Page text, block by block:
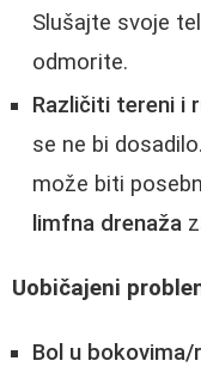
Slušajte svoje
odmorite.
Različiti tereni i
se ne bi
može biti
limfna drenaža
Uobičajeni
Bol u